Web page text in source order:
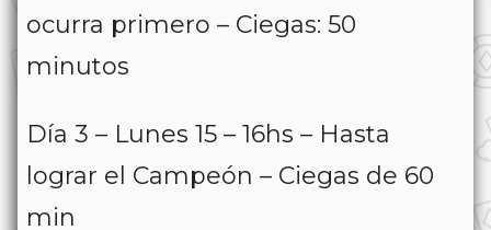
ocurra primero – Ciegas: 50
minutos
Día 3 – Lunes 15 – 16hs – Hasta
lograr el Campeón – Ciegas de 60
min